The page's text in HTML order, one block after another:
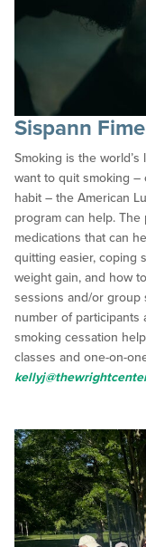
Sispann
Smoking is the
want to quit smoking
habit – the American
program can help.
medications that can
quitting easier, coping
weight gain, and how
sessions and/or group
number of participants
smoking cessation
classes and one-on-